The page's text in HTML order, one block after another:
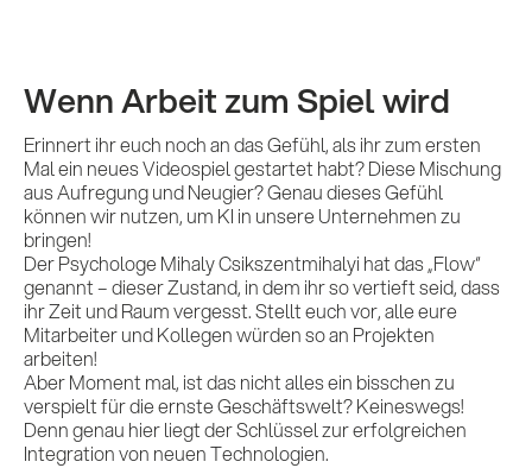
Wenn Arbeit zum Spiel wird
Erinnert ihr euch noch an das Gefühl, als ihr zum ersten
Mal ein neues Videospiel gestartet habt? Diese Mischung
aus Aufregung und Neugier? Genau dieses Gefühl
können wir nutzen, um KI in unsere Unternehmen zu
bringen!
Der Psychologe Mihaly Csikszentmihalyi hat das „Flow“
genannt – dieser Zustand, in dem ihr so vertieft seid, dass
ihr Zeit und Raum vergesst. Stellt euch vor, alle eure
Mitarbeiter und Kollegen würden so an Projekten
arbeiten!
Aber Moment mal, ist das nicht alles ein bisschen zu
verspielt für die ernste Geschäftswelt? Keineswegs!
Denn genau hier liegt der Schlüssel zur erfolgreichen
Integration von neuen Technologien.